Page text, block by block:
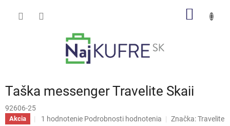
Taška messenger Travelite Skaii
92606-25
Akcia
Priemerné
1 hodnotenie Podrobnosti hodnotenia Značka:Travelite